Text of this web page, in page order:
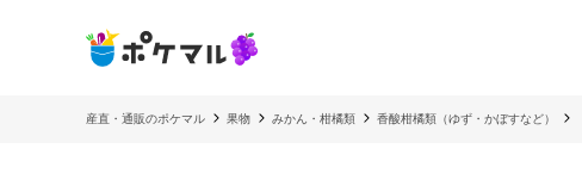
産直・通販のポケマル 果物 みかん・柑橘類 香酸柑橘類（ゆず・かぼすなど）